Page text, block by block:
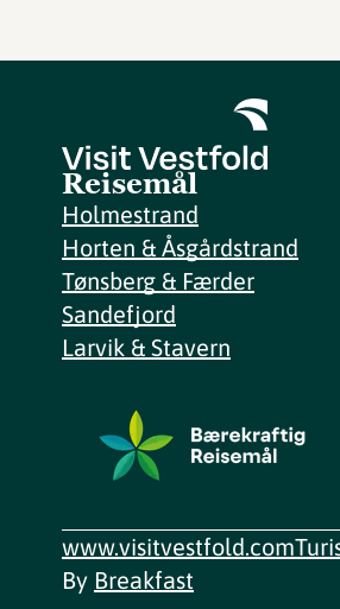
Reisemål
Holmestrand
Horten & Åsgårdstrand
Tønsberg & Færder
Sandefjord
Larvik & Stavern
www.visitvestfold.com
By Breakfast